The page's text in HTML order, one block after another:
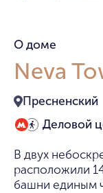
О доме
Neva
Пресненский
Деловой
В двух
расположили
башни единым